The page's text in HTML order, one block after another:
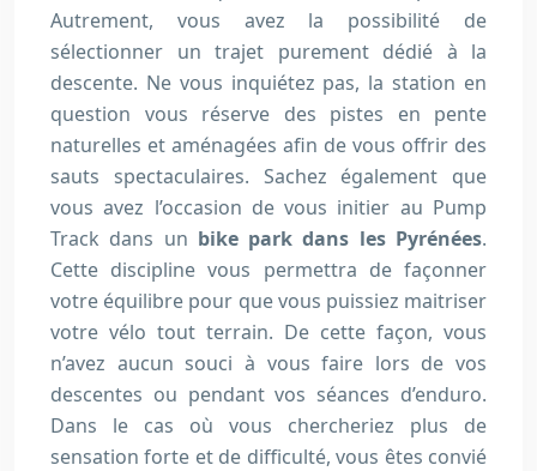
Autrement, vous avez la possibilité de
sélectionner un trajet purement dédié à la
descente. Ne vous inquiétez pas, la station en
question vous réserve des pistes en pente
naturelles et aménagées afin de vous offrir des
sauts spectaculaires. Sachez également que
vous avez l’occasion de vous initier au Pump
Track dans un bike park dans les Pyrénées.
Cette discipline vous permettra de façonner
votre équilibre pour que vous puissiez maitriser
votre vélo tout terrain. De cette façon, vous
n’avez aucun souci à vous faire lors de vos
descentes ou pendant vos séances d’enduro.
Dans le cas où vous chercheriez plus de
sensation forte et de difficulté, vous êtes convié